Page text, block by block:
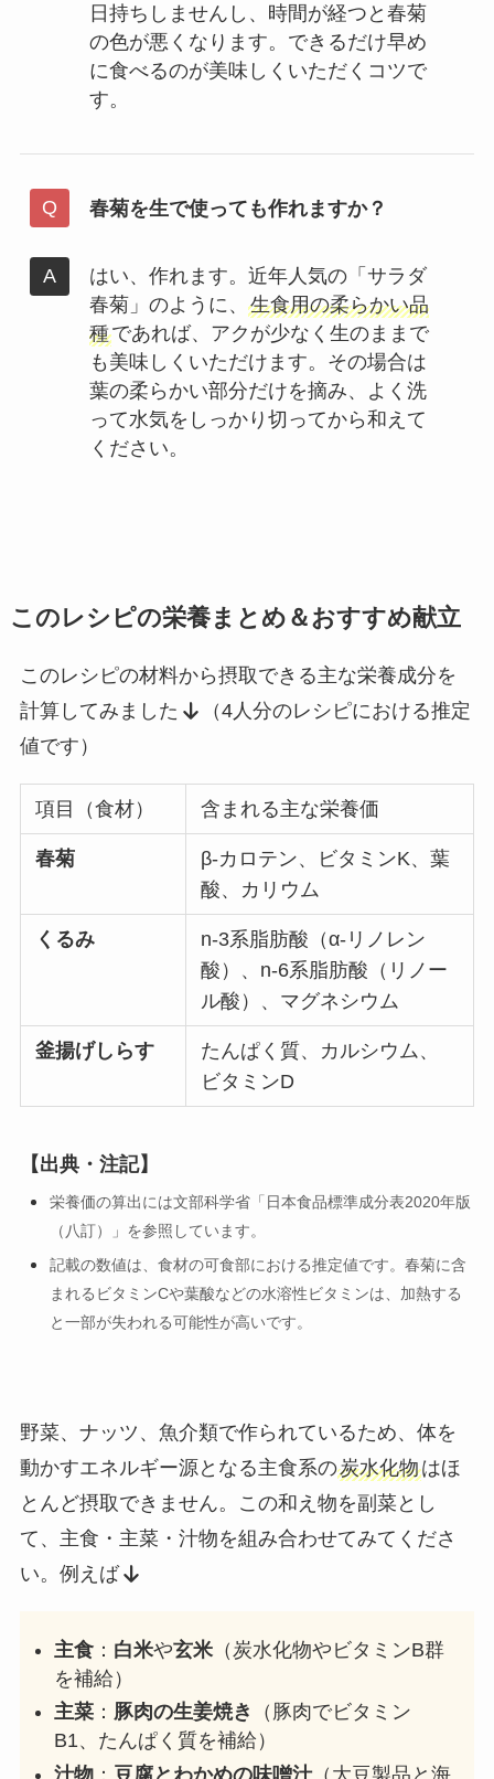
日持ちしませんし、時間が経つと春菊
の色が悪くなります。できるだけ早め
に食べるのが美味しくいただくコツで
す。
春菊を生で使っても作れますか？
はい、作れます。近年人気の「サラダ
春菊」のように、 生食用の柔らかい品
種であれば、アクが少なく生のままで
も美味しくいただけます。その場合は
葉の柔らかい部分だけを摘み、よく洗
って水気をしっかり切ってから和えて
ください。
このレシピの栄養まとめ＆おすすめ献立
このレシピの材料から摂取できる主な栄養成分を
計算してみました
（4人分のレシピにおける推定
値です）
項目（食材） 含まれる主な栄養価
春菊
β-カロテン、ビタミンK、葉
酸、カリウム
くるみ
n-3系脂肪酸（α-リノレン
酸）、n-6系脂肪酸（リノー
ル酸）、マグネシウム
釜揚げしらす
たんぱく質、カルシウム、
ビタミンD
【出典・注記】
栄養価の算出には文部科学省「日本食品標準成分表2020年版
（八訂）」を参照しています。
記載の数値は、食材の可食部における推定値です。春菊に含
まれるビタミンCや葉酸などの水溶性ビタミンは、加熱する
と一部が失われる可能性が高いです。
野菜、ナッツ、魚介類で作られているため、体を
動かすエネルギー源となる主食系の炭水化物はほ
とんど摂取できません。この和え物を副菜とし
て、主食・主菜・汁物を組み合わせてみてくださ
い。例えば
主食 ： 白米や玄米 （炭水化物やビタミンB群
を補給）
主菜 ： 豚肉の生姜焼き
（豚肉でビタミン
B1、たんぱく質を補給）
汁物 ： 豆腐とわかめの味噌汁（大豆製品と海